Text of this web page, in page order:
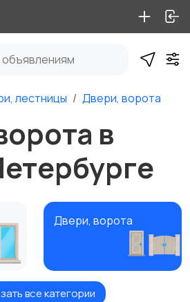
лестницы Двери, ворота
в
Двери, ворота
все категории